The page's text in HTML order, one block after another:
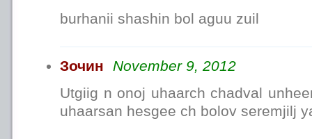
burhanii shashin bol aguu zuil
Зочин
November 9, 2012
Utgiig n onoj uhaarch chadval
uhaarsan hesgee ch bolov seremjilj